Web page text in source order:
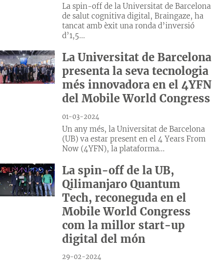
La spin-off de la Universitat de Barcelona
de salut cognitiva digital, Braingaze, ha
tancat amb èxit una ronda d’inversió
d’1,5...
La Universitat de Barcelona
presenta la seva tecnologia
més innovadora en el 4YFN
del Mobile World Congress
01-03-2024
Un any més, la Universitat de Barcelona
(UB) va estar present en el 4 Years From
Now (4YFN), la plataforma...
La spin-off de la UB,
Qilimanjaro Quantum
Tech, reconeguda en el
Mobile World Congress
com la millor start-up
digital del món
29-02-2024